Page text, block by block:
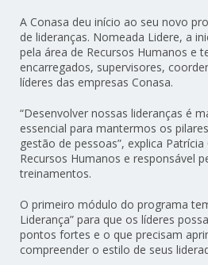
A Conasa deu início ao seu novo
de lideranças. Nomeada Lidere, a
pela área de Recursos Humanos e
encarregados, supervisores,
líderes das empresas Conasa.
“Desenvolver nossas lideranças é
essencial para mantermos os
gestão de pessoas”, explica
Recursos Humanos e responsável
treinamentos.
O primeiro módulo do programa
Liderança” para que os líderes
pontos fortes e o que precisam
compreender o estilo de seus